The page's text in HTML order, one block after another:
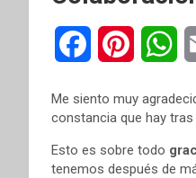
c
e
n
t
a
t
Me siento muy
constancia que hay
Esto es sobre todo
tenemos después de